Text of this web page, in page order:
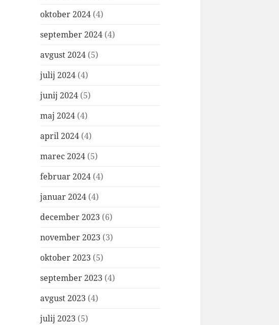
oktober 2024 (4)
september 2024 (4)
avgust 2024 (5)
julij 2024 (4)
junij 2024 (5)
maj 2024 (4)
april 2024 (4)
marec 2024 (5)
februar 2024 (4)
januar 2024 (4)
december 2023 (6)
november 2023 (3)
oktober 2023 (5)
september 2023 (4)
avgust 2023 (4)
julij 2023 (5)